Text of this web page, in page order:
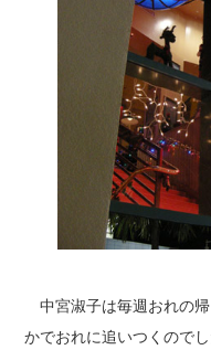
中宮淑子は毎週おれの
かでおれに追いつくので